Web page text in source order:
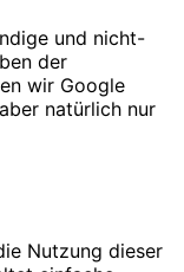
und nicht-
der
wir Google
natürlich nur
Nutzung dieser